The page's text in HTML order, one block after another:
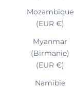
Mozambique
(EUR €)
Myanmar
(Birmanie)
(EUR €)
Namibie